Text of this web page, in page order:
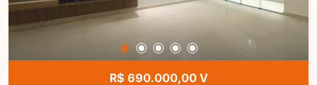
novo, moderno e pronto para morar em uma
Agende uma visita e venha conhecer todos os
detalhes deste imóvel.
R$ 690.000,00 V